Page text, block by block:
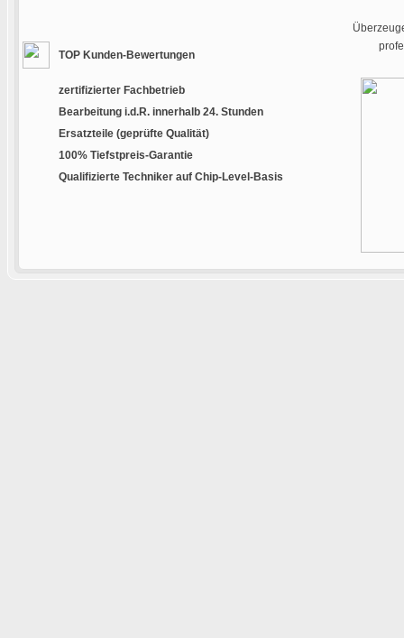
TOP Kunden-Bewertungen
zertifizierter Fachbetrieb
Bearbeitung i.d.R. innerhalb 24. Stunden
Ersatzteile (geprüfte Qualität)
100% Tiefstpreis-Garantie
Qualifizierte Techniker auf Chip-Level-Basis